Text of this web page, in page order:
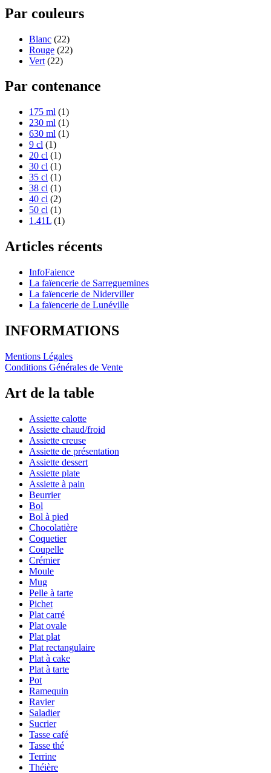
Par couleurs
Blanc (22)
Rouge (22)
Vert (22)
Par contenance
175 ml (1)
230 ml (1)
630 ml (1)
9 cl (1)
20 cl (1)
30 cl (1)
35 cl (1)
38 cl (1)
40 cl (2)
50 cl (1)
1.41L (1)
Articles récents
InfoFaience
La faïencerie de Sarreguemines
La faïencerie de Niderviller
La faïencerie de Lunéville
INFORMATIONS
Mentions Légales
Conditions Générales de Vente
Art de la table
Assiette calotte
Assiette chaud/froid
Assiette creuse
Assiette de présentation
Assiette dessert
Assiette plate
Assiette à pain
Beurrier
Bol
Bol à pied
Chocolatière
Coquetier
Coupelle
Crémier
Moule
Mug
Pelle à tarte
Pichet
Plat carré
Plat ovale
Plat plat
Plat rectangulaire
Plat à cake
Plat à tarte
Pot
Ramequin
Ravier
Saladier
Sucrier
Tasse café
Tasse thé
Terrine
Théière